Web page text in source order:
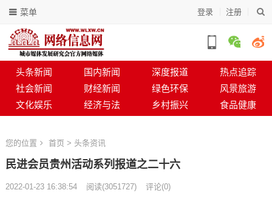
登录 注册
菜单
头条新闻 国内新闻 深度报道
热点追踪
社会新闻
财经新闻 绿色环保
风景旅游
文化娱乐
经济与法 乡村振兴 食品健康
您的位置 首页 > 头条资讯
民进会员贵州活动系列报道之二十六
2022-01-23 16:38:54 阅读(3051727) 评论(0)